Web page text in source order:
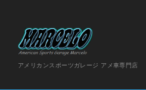
アメリカンスポーツガレージ アメ車専門店